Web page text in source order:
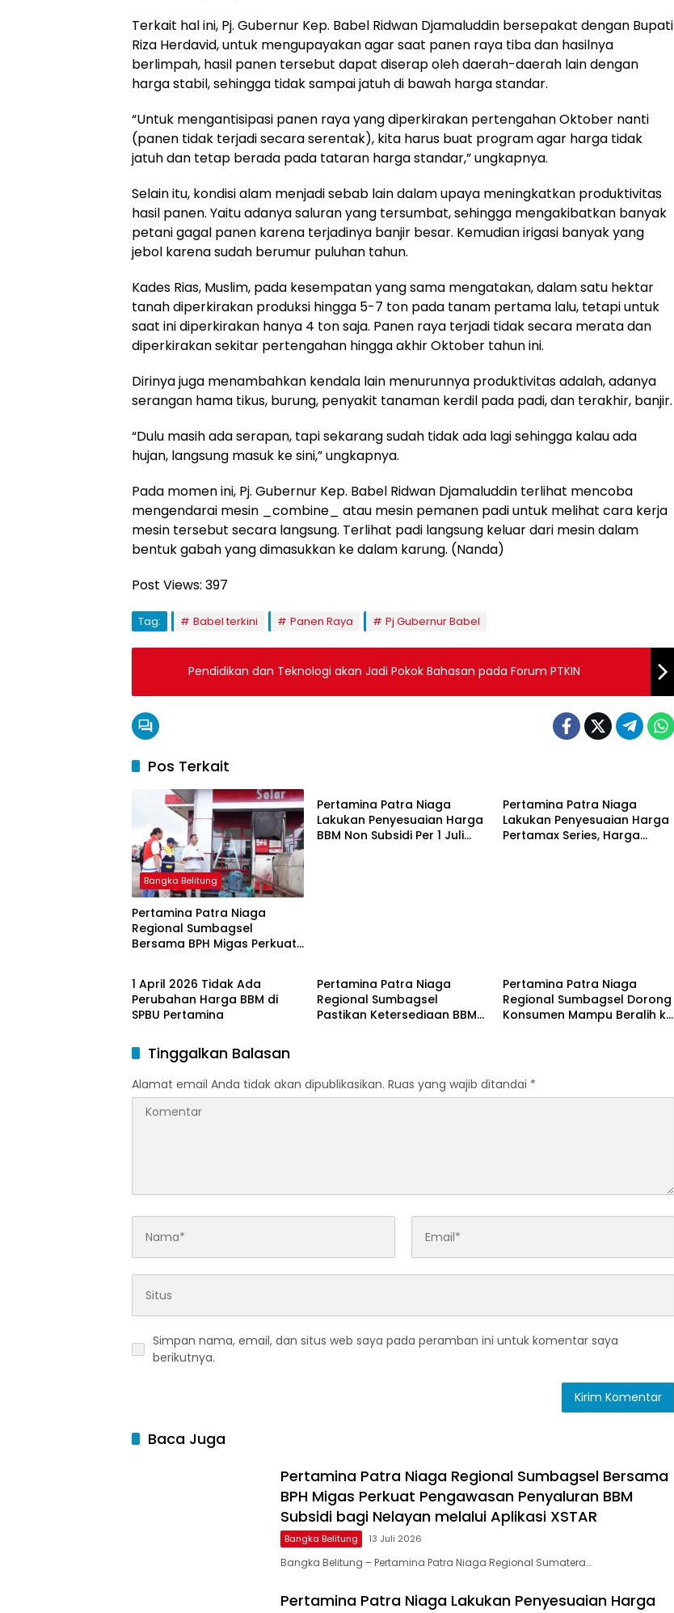
Terkait hal ini, Pj. Gubernur Kep. Babel Ridwan Djamaluddin bersepakat dengan Bupati
Riza Herdavid, untuk mengupayakan agar saat panen raya tiba dan hasilnya
berlimpah, hasil panen tersebut dapat diserap oleh daerah-daerah lain dengan
harga stabil, sehingga tidak sampai jatuh di bawah harga standar.
“Untuk mengantisipasi panen raya yang diperkirakan pertengahan Oktober nanti
(panen tidak terjadi secara serentak), kita harus buat program agar harga tidak
jatuh dan tetap berada pada tataran harga standar,” ungkapnya.
Selain itu, kondisi alam menjadi sebab lain dalam upaya meningkatkan produktivitas
hasil panen. Yaitu adanya saluran yang tersumbat, sehingga mengakibatkan banyak
petani gagal panen karena terjadinya banjir besar. Kemudian irigasi banyak yang
jebol karena sudah berumur puluhan tahun.
Kades Rias, Muslim, pada kesempatan yang sama mengatakan, dalam satu hektar
tanah diperkirakan produksi hingga 5-7 ton pada tanam pertama lalu, tetapi untuk
saat ini diperkirakan hanya 4 ton saja. Panen raya terjadi tidak secara merata dan
diperkirakan sekitar pertengahan hingga akhir Oktober tahun ini.
Dirinya juga menambahkan kendala lain menurunnya produktivitas adalah, adanya
serangan hama tikus, burung, penyakit tanaman kerdil pada padi, dan terakhir, banjir.
“Dulu masih ada serapan, tapi sekarang sudah tidak ada lagi sehingga kalau ada
hujan, langsung masuk ke sini,” ungkapnya.
Pada momen ini, Pj. Gubernur Kep. Babel Ridwan Djamaluddin terlihat mencoba
mengendarai mesin _combine_ atau mesin pemanen padi untuk melihat cara kerja
mesin tersebut secara langsung. Terlihat padi langsung keluar dari mesin dalam
bentuk gabah yang dimasukkan ke dalam karung. (Nanda)
Post Views: 397
Tag: Babel terkini Panen Raya Pj Gubernur Babel
Pendidikan dan Teknologi akan Jadi Pokok Bahasan pada Forum PTKIN
Pos Terkait
Bangka Belitung
Pertamina Patra Niaga
Regional Sumbagsel
Bersama BPH Migas Perkuat
melalui Aplikasi XSTAR
Pertamina Patra Niaga
Lakukan Penyesuaian Harga
BBM Non Subsidi Per 1 Juli
Pertamina Patra Niaga
Lakukan Penyesuaian Harga
Pertamax Series, Harga
Bangka Belitung
1 April 2026 Tidak Ada
Perubahan Harga BBM di
SPBU Pertamina
Pertamina Patra Niaga
Regional Sumbagsel
Pastikan Ketersediaan BBM
Pertamina Patra Niaga
Regional Sumbagsel Dorong
Konsumen Mampu Beralih ke
Tinggalkan Balasan
Alamat email Anda tidak akan dipublikasikan. Ruas yang wajib ditandai *
Simpan nama, email, dan situs web saya pada peramban ini untuk komentar saya
berikutnya.
Baca Juga
Pertamina Patra Niaga Regional Sumbagsel Bersama
BPH Migas Perkuat Pengawasan Penyaluran BBM
Subsidi bagi Nelayan melalui Aplikasi XSTAR
Bangka Belitung 13 Juli 2026
Bangka Belitung – Pertamina Patra Niaga Regional Sumatera…
Pertamina Patra Niaga Lakukan Penyesuaian Harga